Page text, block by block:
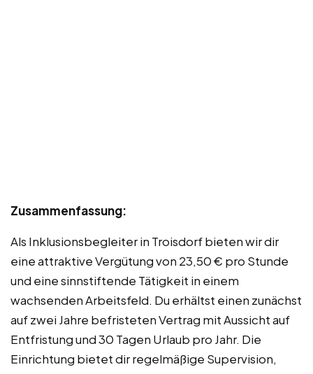
Zusammenfassung:
Als Inklusionsbegleiter in Troisdorf bieten wir dir
eine attraktive Vergütung von 23,50 € pro Stunde
und eine sinnstiftende Tätigkeit in einem
wachsenden Arbeitsfeld. Du erhältst einen zunächst
auf zwei Jahre befristeten Vertrag mit Aussicht auf
Entfristung und 30 Tagen Urlaub pro Jahr. Die
Einrichtung bietet dir regelmäßige Supervision,